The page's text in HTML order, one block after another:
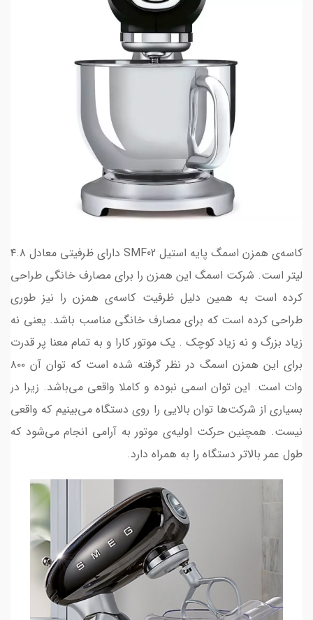
کاسه‌ی همزن اسمگ پایه استیل SMF02 دارای ظرفیتی معادل ۴.۸
لیتر است. شرکت اسمگ این همزن را برای مصارف خانگی طراحی
کرده است به همین دلیل ظرفیت کاسه‌ی همزن را نیز طوری
طراحی کرده است که برای مصارف خانگی مناسب باشد. یعنی نه
زیاد بزرگ و نه زیاد کوچک . یک موتور کارا و به تمام معنا پر قدرت
برای این همزن اسمگ در نظر گرفته شده است که توان آن ۸۰۰
وات است. این توان اسمی نبوده و کاملا واقعی می‌باشد. زیرا در
بسیاری از شرکت‌ها توان بالایی را روی دستگاه می‌بینیم که واقعی
نیست. همچنین حرکت اولیه‌ی موتور به آرامی انجام می‌شود که
طول عمر بالاتر دستگاه را به همراه دارد.